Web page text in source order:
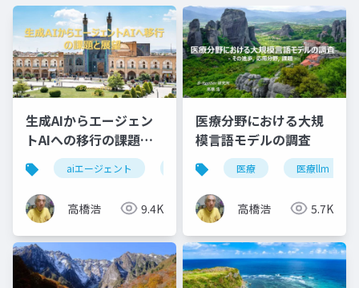
生成AIからエージェン
トAIへの移行の課題と
展望
aiエージェント エージェントai 自律性
高橋浩 9.4K
医療分野における大規
模言語モデルの調査
医療 医療llm
高橋浩 5.7K